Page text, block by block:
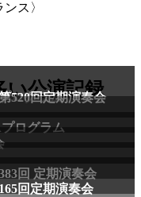
ス〉
い公演記録
ログラム
520回定期演奏会
ログラム
回 定期演奏会
回定期演奏会